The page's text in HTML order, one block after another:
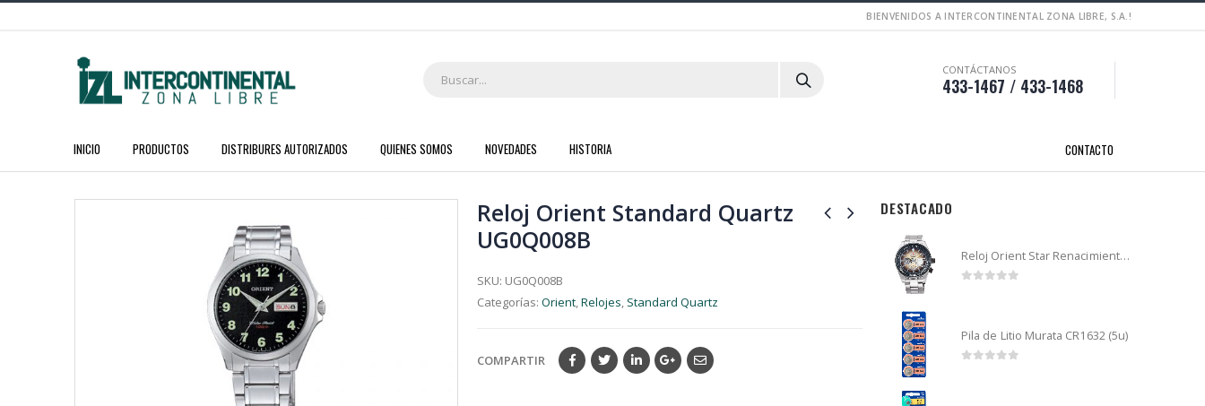
BIENVENIDOS A INTERCONTINENTAL ZONA LIBRE, S.A.!
CONTÁCTANOS
433-1467 / 433-1468
INICIO PRODUCTOS DISTRIBURES AUTORIZADOS QUIENES SOMOS NOVEDADES HISTORIA CONTACTO
Reloj Orient Standard Quartz
UG0Q008B
SKU: UG0Q008B
Categorías: Orient,Relojes, Standard Quartz
COMPARTIR
DESTACADO
Reloj Orient Star Renacimiento mecánico - Retro Future Guitar - RA-AR0303G
Pila de Litio Murata CR1632 (5u)